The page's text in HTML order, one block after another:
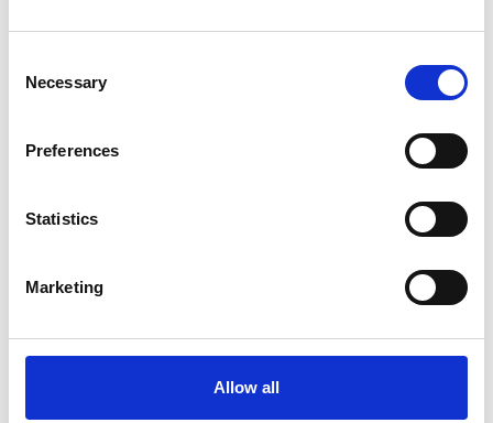
Selection
Necessary
Preferences
Statistics
Marketing
Allow all
Alle vragen en opmerkingen kunt u via onderstaand
formulier aan ons sturen. Wij streven ernaar uw bericht